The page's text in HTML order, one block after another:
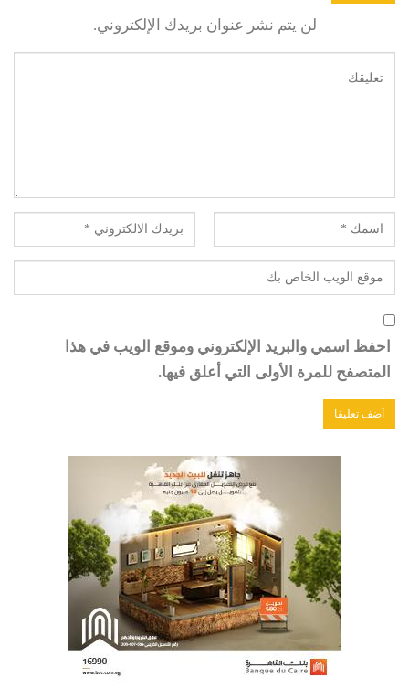
لن يتم نشر عنوان بريدك الإلكتروني.
احفظ اسمي والبريد الإلكتروني وموقع الويب في هذا
المتصفح للمرة الأولى التي أعلق فيها.